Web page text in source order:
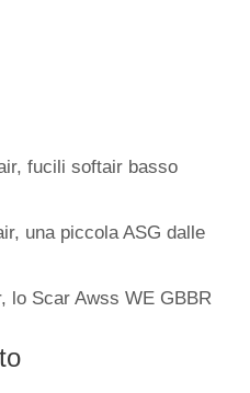
,fucili softair basso
una piccola ASG dalle
lo Scar Awss WE GBBR